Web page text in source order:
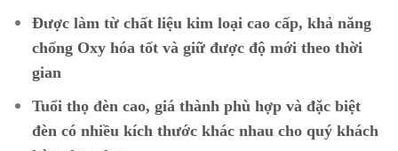
Được làm từ chất liệu kim loại cao cấp, khả năng
chống Oxy hóa tốt và giữ được độ mới theo thời
gian
Tuổi thọ đèn cao, giá thành phù hợp và đặc biệt
đèn có nhiều kích thước khác nhau cho quý khách